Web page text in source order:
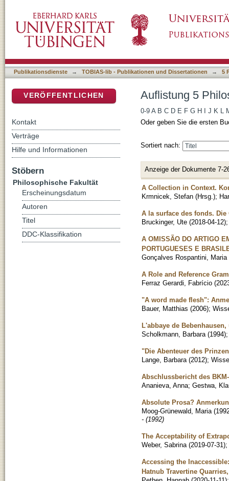
Publikationsdienste → TOBIAS-lib - Publikationen und Dissertationen → 5
Auflistung 5
0-9 A B C D E F G H J K L
Oder geben Sie die ersten
Sortiert nach:
Anzeige der Dokumente 7-
A Collection in Context.
Krmnicek, Stefan (Hrsg.);
A la surface des fonds. Die
Bruckinger, Ute (2018-04-12)
A OMISSÃO DO ARTIGO
PORTUGUESES E
Gonçalves Rospantini, Maria
A Role and Reference
Ferraz Gerardi, Fabrício (
"A word made flesh":
Bauer, Matthias (2006);
L'abbaye de
Scholkmann, Barbara (1994)
"Die Abenteuer des
Lange, Barbara (2012);
Abschlussbericht des
Ananieva, Anna; Gestwa,
Absolute Prosa?
Moog-Grünewald, Maria (
- (1992)
The Acceptability of
Weber, Sabrina (2019-07-31);
Accessing the
Hatnub Travertine
VERÖFFENTLICHEN
Kontakt
Verträge
Hilfe und Informationen
Stöbern
Philosophische Fakultät
Erscheinungsdatum
Autoren
Titel
DDC-Klassifikation